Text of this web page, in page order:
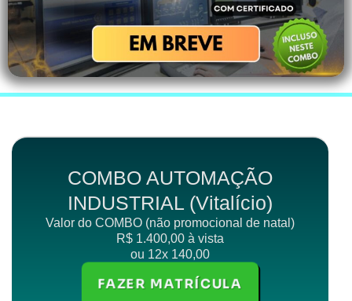
COMBO AUTOMAÇÃO
INDUSTRIAL (Vitalício)
Valor do COMBO (não promocional de natal)
R$ 1.400,00 à vista
ou 12x 140,00
FAZER MATRÍCULA